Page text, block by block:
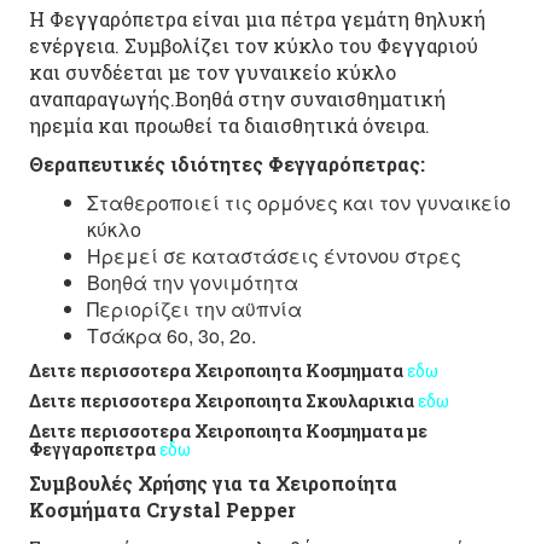
Η Φεγγαρόπετρα είναι μια πέτρα γεμάτη θηλυκή
ενέργεια. Συμβολίζει τον κύκλο του Φεγγαριού
και συνδέεται με τον γυναικείο κύκλο
αναπαραγωγής.Βοηθά στην συναισθηματική
ηρεμία και προωθεί τα διαισθητικά όνειρα.
Θεραπευτικές ιδιότητες Φεγγαρόπετρας:
Σταθεροποιεί τις ορμόνες και τον γυναικείο
κύκλο
Ηρεμεί σε καταστάσεις έντονου στρες
Βοηθά την γονιμότητα
Περιορίζει την αϋπνία
Τσάκρα 6ο, 3ο, 2ο.
Δειτε περισσοτερα Χειροποιητα Κοσμηματαεδω
Δειτε περισσοτερα Χειροποιητα Σκουλαρικιαεδω
Δειτε περισσοτερα Χειροποιητα Κοσμηματα με
Φεγγαροπετραεδω
Συμβουλές Χρήσης για τα Χειροποίητα
Κοσμήματα Crystal Pepper